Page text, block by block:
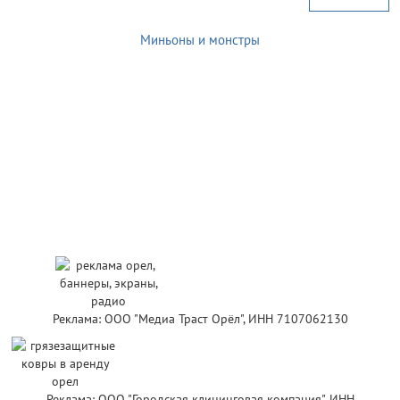
Миньоны и монстры
Реклама: ООО "Медиа Траст Орёл", ИНН 7107062130